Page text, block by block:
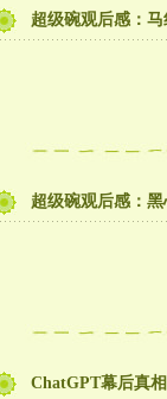
超级碗观后感：
超级碗观后感：
ChatGPT幕后真